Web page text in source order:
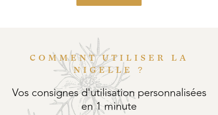
COMMENT UTILISER LA
NIGELLE ?
Vos consignes d'utilisation personnalisées
en 1 minute